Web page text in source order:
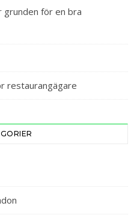
grunden för en bra
restaurangägare